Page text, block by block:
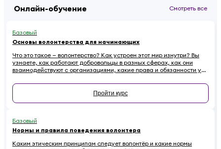
Онлайн-обучение Смотреть все
Базовый
Основы волонтерства для начинающих
Что это такое — волонтерство? Как устроен этот мир изнутри? Вы
узнаете, как работают добровольцы в разных сферах, как они
взаимодействуют с организациями, какие права и обязанности у
распространенных ошибок.
Пройти курс
Базовый
Нормы и правила поведения волонтера
Каким этическим принципам следует волонтёр и какие нормы